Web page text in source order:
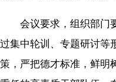
会议要求，组织部门要
过集中轮训、专题研讨等
策，严把德才标准，鲜明